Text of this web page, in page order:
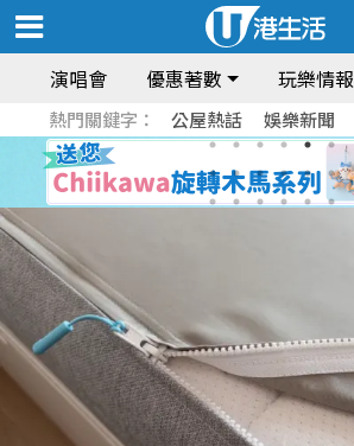
演唱會 優惠著數 玩樂情報
熱門關鍵字： 公屋熱話 娛樂新聞